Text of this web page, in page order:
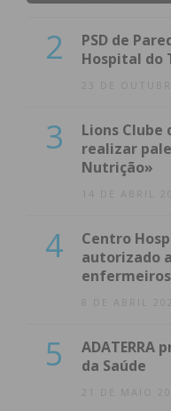
2
PSD de
Hospital do
23 DE
3
Lions Clube
realizar
Nutrição»
14 DE ABRIL
4
Centro
autorizado
8 DE ABRIL
5
ADATERRA
da Saúde
21 DE MAIO